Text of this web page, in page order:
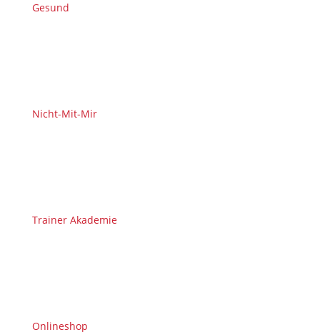
Gesund
Nicht-Mit-Mir
Trainer Akademie
Onlineshop